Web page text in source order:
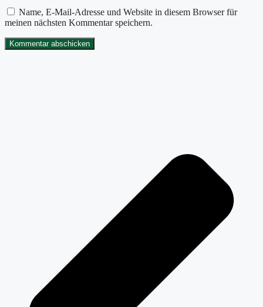
Name, E-Mail-Adresse und Website in diesem Browser für
meinen nächsten Kommentar speichern.